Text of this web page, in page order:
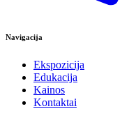
Navigacija
Ekspozicija
Edukacija
Kainos
Kontaktai